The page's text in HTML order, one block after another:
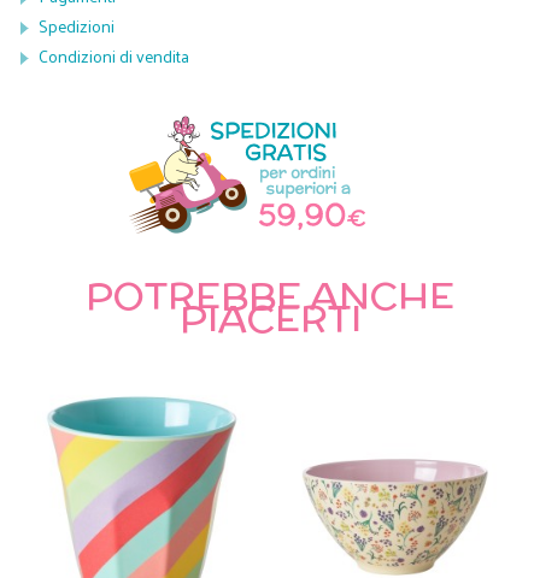
Spedizioni
Condizioni di vendita
POTREBBE ANCHE
PIACERTI